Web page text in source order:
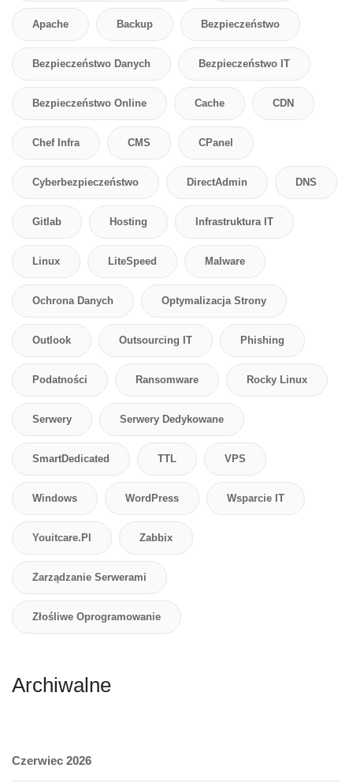
Apache Backup Bezpieczeństwo
Bezpieczeństwo Danych Bezpieczeństwo IT
Bezpieczeństwo Online Cache CDN
Chef Infra CMS CPanel
Cyberbezpieczeństwo DirectAdmin DNS
Gitlab Hosting Infrastruktura IT
Linux LiteSpeed Malware
Ochrona Danych Optymalizacja Strony
Outlook Outsourcing IT Phishing
Podatności Ransomware Rocky Linux
Serwery Serwery Dedykowane
SmartDedicated TTL VPS
Windows WordPress Wsparcie IT
Youitcare.pl Zabbix
Zarządzanie Serwerami
Złośliwe Oprogramowanie
Archiwalne
Czerwiec 2026